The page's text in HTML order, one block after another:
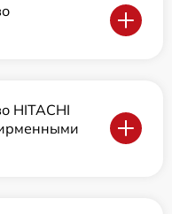
HITACHI